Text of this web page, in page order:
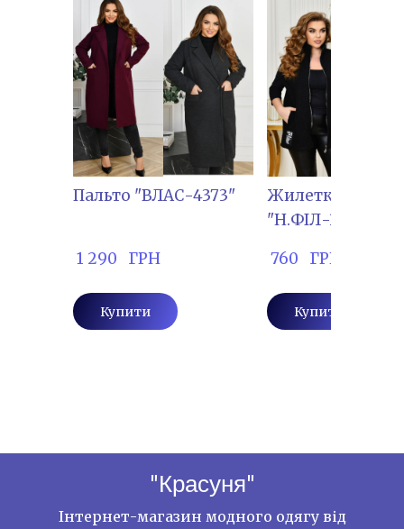
Пальто "ВЛАС-4373"
1 290   ГРН
Купити
Жилетка
"Н.ФІЛ-3704"
760   ГРН
Купити
"Красуня"
Інтернет-магазин модного одягу від